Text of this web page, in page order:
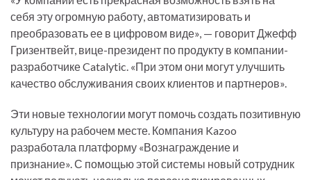
себя эту огромную работу, автоматизировать и
преобразовать ее в цифровом виде», — говорит Джефф
Гризентвейт, вице-президент по продукту в компании-
разработчике Catalytic. «При этом они могут улучшить
качество обслуживания своих клиентов и партнеров».
Эти новые технологии могут помочь создать позитивную
культуру на рабочем месте. Компания Kazoo
разработала платформу «Вознаграждение и
признание». С помощью этой системы новый сотрудник